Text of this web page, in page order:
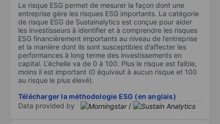
Le risque ESG permet de mesurer la façon dont une
entreprise gère les risques ESG importants. La catégorie
de risque ESG de Sustainalytics est conçue pour aider
les investisseurs à identifier et à comprendre les risques
ESG financièrement importants au niveau de l’entreprise
et la manière dont ils sont susceptibles d’affecter les
performances à long terme des investissements en
capital. L’échelle va de 0 à 100. Plus le risque est faible,
moins il est important (0 équivaut à aucun risque et 100
au risque le plus élevé).
Télécharger la méthodologie ESG (en anglais)
Data provided by
/